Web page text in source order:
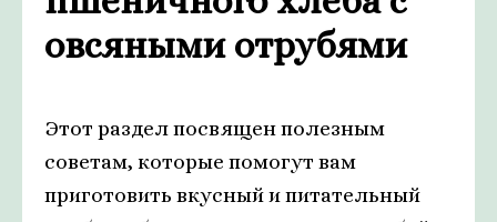
овсяными отрубями
Этот раздел посвящен полезным
советам, которые помогут вам
приготовить вкусный и питательный